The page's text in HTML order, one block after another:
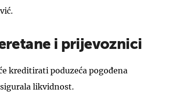
i prijevoznici
kreditirati poduzeća pogođena
likvidnost.